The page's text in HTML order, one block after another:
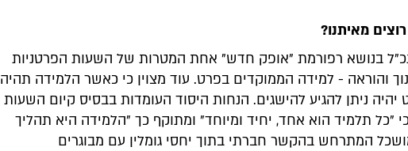
מאיתנו?
בנושא רפורמת "אופק חדש" אחת המטרות של השעות הפרטניות
והוראה - למידה הממוקדים בפרט. עוד מצוין כי כאשר הלמידה תהיה
ניתן להגיע להישגים. הנחות היסוד העומדות בבסיס קיום השעות
"כל תלמיד הוא אחד, יחיד ומיוחד" ומתוקף כך "הלמידה היא תהליך
המתרחש בהקשר חברתי בתוך יחסי גומלין עם מבוגרים